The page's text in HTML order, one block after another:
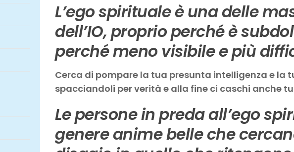
L’ego spirituale è una delle
dell’IO, proprio perché è
perché meno visibile e più
Cerca di pompare la tua presunta intelligenza e la
spacciandoli per verità e alla fine ci caschi anche
Le persone in preda all’ego
genere anime belle che